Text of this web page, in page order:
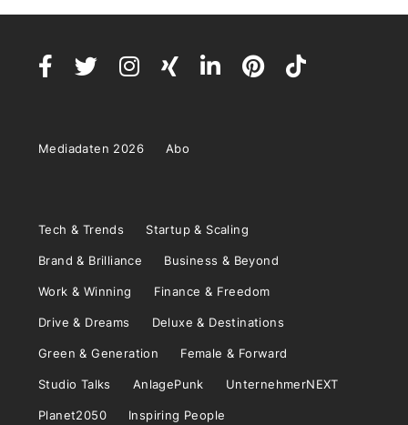
Mediadaten 2026 Abo
Tech & Trends Startup & Scaling
Brand & Brilliance Business & Beyond
Work & Winning Finance & Freedom
Drive & Dreams Deluxe & Destinations
Green & Generation Female & Forward
Studio Talks AnlagePunk UnternehmerNEXT
Planet2050 Inspiring People